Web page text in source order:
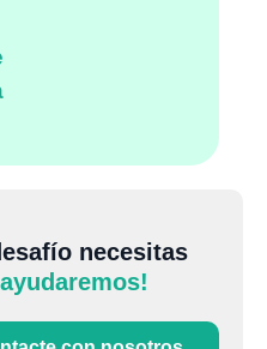
necesitas
ayudaremos!